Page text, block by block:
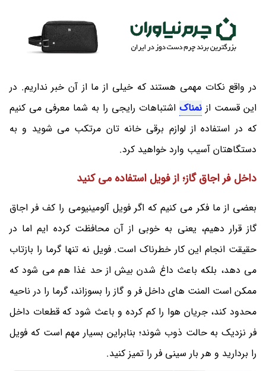
در واقع نکات مهمی هستند که خیلی از ما از آن خبر نداریم. در
این قسمت از نمناک اشتباهات رایجی را به شما معرفی می کنیم
که در استفاده از لوازم برقی خانه تان مرتکب می شوید و به
دستگاهتان آسیب وارد خواهید کرد.
داخل فر اجاق گاز؛ از فویل استفاده می کنید
بعضی از ما فکر می‌ کنیم که اگر فویل آلومینیومی را کف فر اجاق
گاز قرار دهیم، یعنی به خوبی از آن محافظت کرده ایم اما در
حقیقت انجام این کار خطرناک است. فویل نه تنها گرما را بازتاب
می دهد، بلکه باعث داغ شدن بیش از حد غذا هم می شود که
ممکن است المنت های داخل فر و گاز را بسوزاند، گرما را در ناحیه
محدود کند، جریان هوا را کم کرده و باعث شود که قطعات داخل
فر نزدیک به حالت ذوب شوند؛ بنابراین بسیار مهم است که فویل
را بردارید و هر بار سینی فر را تمیز کنید.